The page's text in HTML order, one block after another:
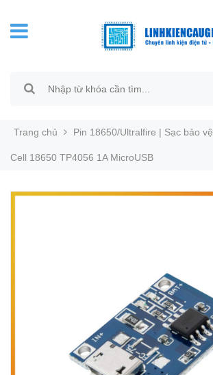
Trang chủ Pin 18650/Ultralfire | Sạc bảo vệ
Cell 18650 TP4056 1A MicroUSB